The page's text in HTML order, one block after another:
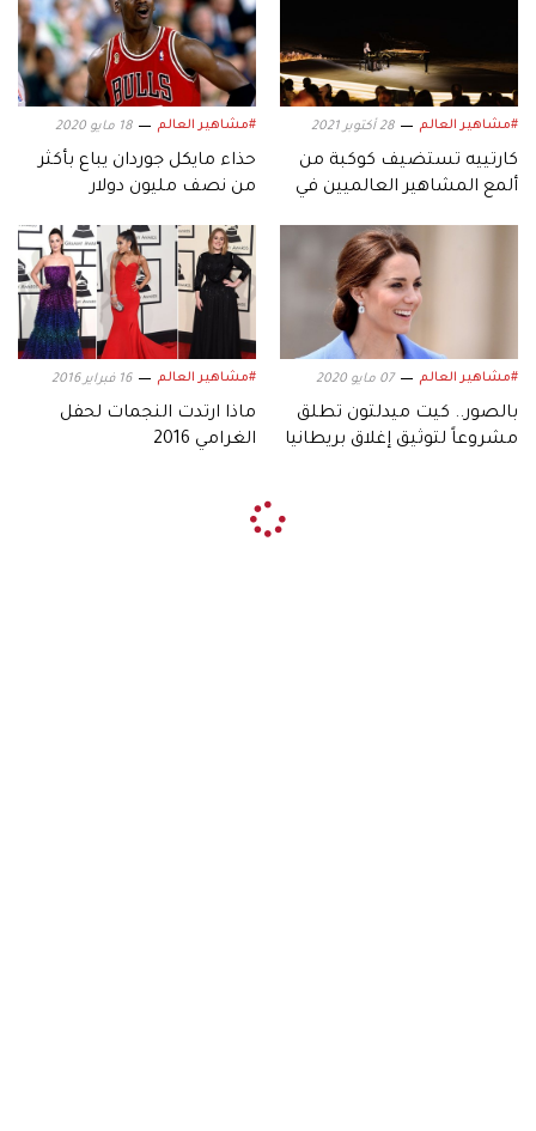
#مشاهير العالم 28 أكتوبر 2021
كارتييه تستضيف كوكبة من
ألمع المشاهير العالميين في
#مشاهير العالم 18 مايو 2020
حذاء مايكل جوردان يباع بأكثر
من نصف مليون دولار
#مشاهير العالم 07 مايو 2020
بالصور.. كيت ميدلتون تطلق
مشروعاً لتوثيق إغلاق بريطانيا
#مشاهير العالم 16 فبراير 2016
ماذا ارتدت النجمات لحفل
الغرامي 2016